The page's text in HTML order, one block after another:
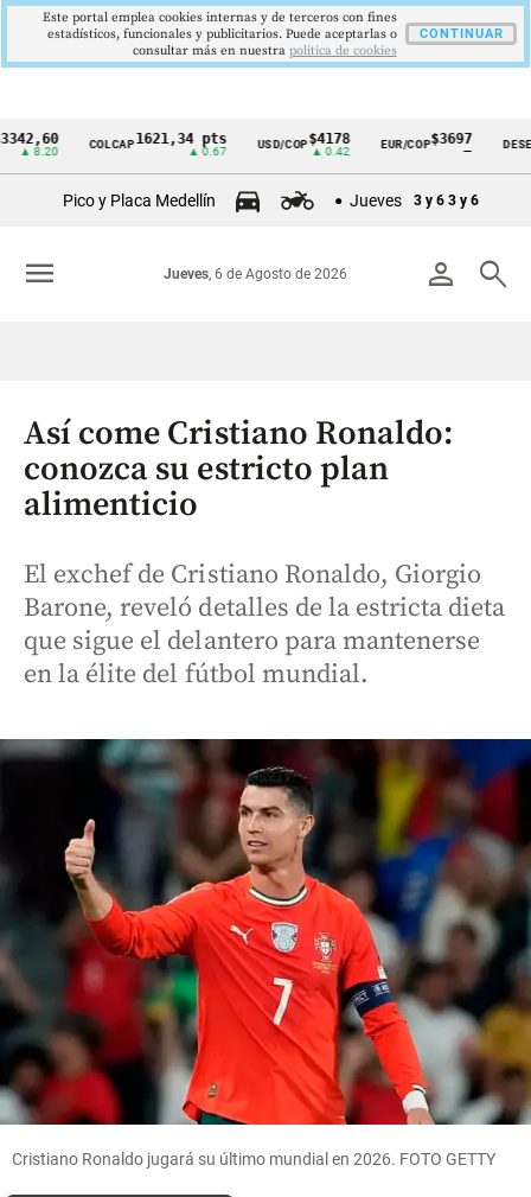
Cintillo
Colombia
COLCAP1621,34 pts USD/COP$4178
▲ 0.42
EUR/COP$3697
—
DESEMPLEO
Pico y Placa Medellín Jueves 3 y 6 3 y 6
person search
Jueves, 6 de Agosto de 2026
menu
Así come Cristiano Ronaldo:
conozca su estricto plan
alimenticio
El exchef de Cristiano Ronaldo, Giorgio
Barone, reveló detalles de la estricta dieta
que sigue el delantero para mantenerse
en la élite del fútbol mundial.
Cristiano Ronaldo jugará su último mundial en 2026. FOTO GETTY
Este portal emplea cookies internas y de terceros con fines
estadísticos, funcionales y publicitarios. Puede aceptarlas o
consultar más en nuestra politica de cookies
CONTINUAR